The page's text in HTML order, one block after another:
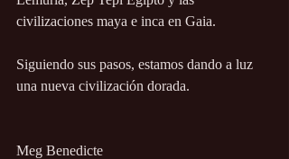
civilizaciones maya e inca en Gaia.
Siguiendo sus pasos, estamos dando a luz
una nueva civilización dorada.
Meg Benedicte